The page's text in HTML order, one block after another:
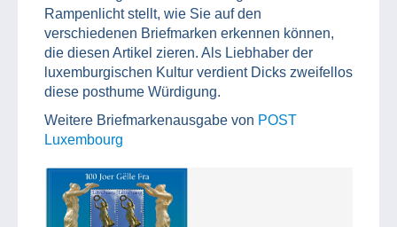
Rampenlicht stellt, wie Sie auf den
verschiedenen Briefmarken erkennen können,
die diesen Artikel zieren. Als Liebhaber der
luxemburgischen Kultur verdient Dicks zweifellos
diese posthume Würdigung.
Weitere Briefmarkenausgabe von POST
Luxembourg